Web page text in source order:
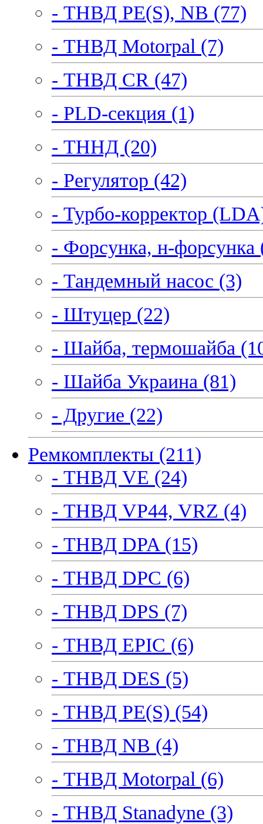
- ТНВД PE(S), NB (77)
- ТНВД Motorpal (7)
- ТНВД CR (47)
- PLD-секция (1)
- ТННД (20)
- Регулятор (42)
- Турбо-корректор
- Форсунка, н-форсунка
- Тандемный насос (3)
- Штуцер (22)
- Шайба, термошайба
- Шайба Украина (81)
- Другие (22)
Ремкомплекты (211)
- ТНВД VE (24)
- ТНВД VP44, VRZ (4)
- ТНВД DPA (15)
- ТНВД DPC (6)
- ТНВД DPS (7)
- ТНВД EPIC (6)
- ТНВД DES (5)
- ТНВД PE(S) (54)
- ТНВД NB (4)
- ТНВД Motorpal (6)
- ТНВД Stanadyne (3)